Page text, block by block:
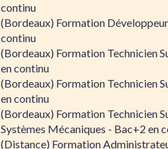
continu
(Bordeaux) Formation
continu
(Bordeaux) Formation Technicien
en continu
(Bordeaux) Formation Technicien
en continu
(Bordeaux) Formation Technicien
Systèmes Mécaniques - Bac+2 en
(Distance) Formation